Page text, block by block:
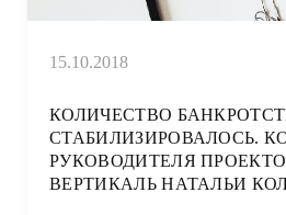
15.10.2018
КОЛИЧЕСТВО
СТАБИЛИЗИРОВАЛОСЬ.
РУКОВОДИТЕЛЯ
ВЕРТИКАЛЬ НАТАЛЬИ